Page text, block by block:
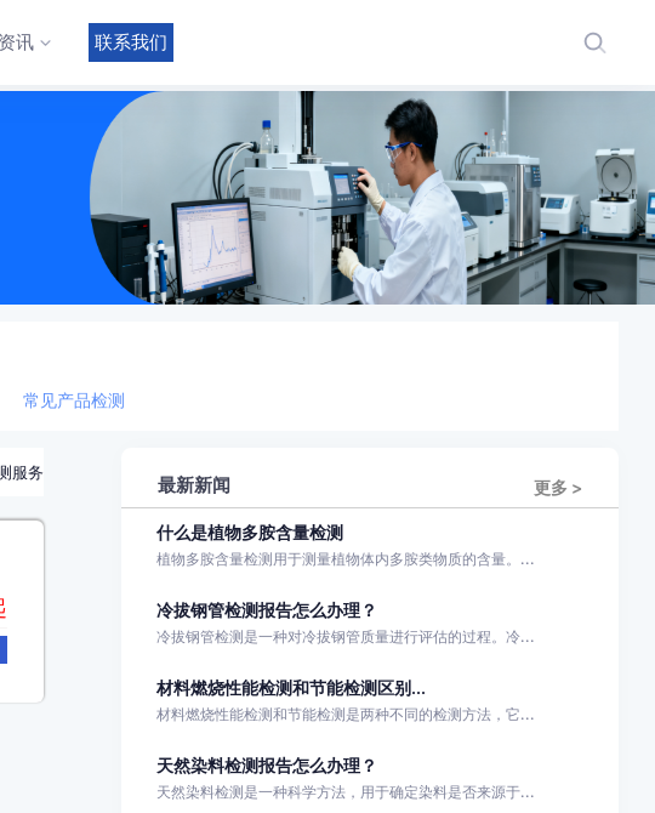
讯 联系我们
常见产品检测
服务
最新新闻 更多 >
什么是植物多胺含量检测
植物多胺含量检测用于测量植物体内多胺类物质的含量。...
冷拔钢管检测报告怎么办理？
冷拔钢管检测是一种对冷拔钢管质量进行评估的过程。冷...
材料燃烧性能检测和节能检测区别...
材料燃烧性能检测和节能检测是两种不同的检测方法，它...
天然染料检测报告怎么办理？
天然染料检测是一种科学方法，用于确定染料是否来源于...